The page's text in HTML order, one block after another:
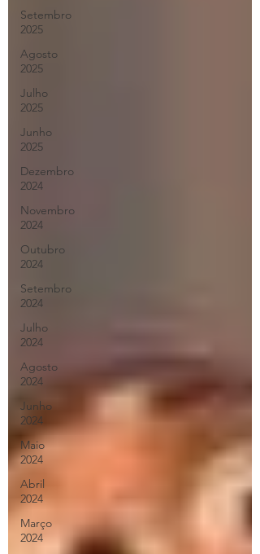
Setembro
2025
Agosto
2025
Julho
2025
Junho
2025
Dezembro
2024
Novembro
2024
Outubro
2024
Setembro
2024
Julho
2024
Agosto
2024
Junho
2024
Maio
2024
Abril
2024
Março
2024